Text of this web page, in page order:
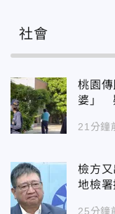
社會
桃園
婆」
21分鐘
檢方
地檢
25分鐘